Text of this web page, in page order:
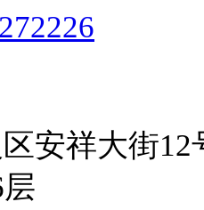
安祥大街